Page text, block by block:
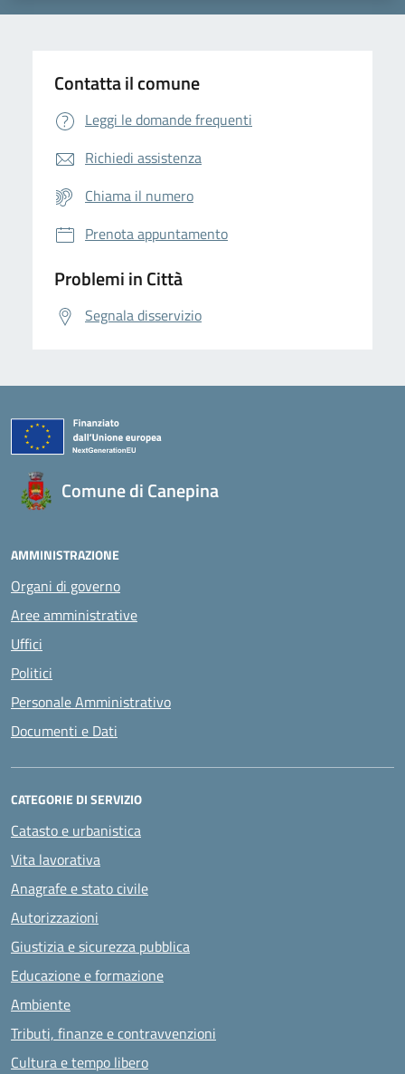
Contatta il comune
Leggi le domande frequenti
Richiedi assistenza
Chiama il numero
Prenota appuntamento
Problemi in Città
Segnala disservizio
Comune di Canepina
AMMINISTRAZIONE
Organi di governo
Aree amministrative
Uffici
Politici
Personale Amministrativo
Documenti e Dati
CATEGORIE DI SERVIZIO
Catasto e urbanistica
Vita lavorativa
Anagrafe e stato civile
Autorizzazioni
Giustizia e sicurezza pubblica
Educazione e formazione
Ambiente
Tributi, finanze e contravvenzioni
Cultura e tempo libero